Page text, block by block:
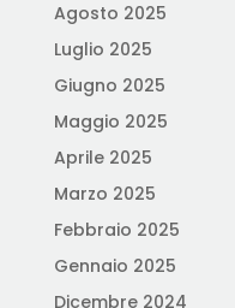
Agosto 2025
Luglio 2025
Giugno 2025
Maggio 2025
Aprile 2025
Marzo 2025
Febbraio 2025
Gennaio 2025
Dicembre 2024